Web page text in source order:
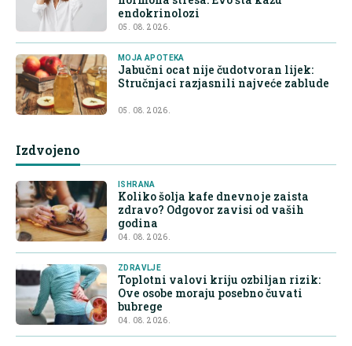
endokrinolozi
05. 08. 2026.
MOJA APOTEKA
Jabučni ocat nije čudotvoran lijek:
Stručnjaci razjasnili najveće zablude
05. 08. 2026.
Izdvojeno
ISHRANA
Koliko šolja kafe dnevno je zaista
zdravo? Odgovor zavisi od vaših
godina
04. 08. 2026.
ZDRAVLJE
Toplotni valovi kriju ozbiljan rizik:
Ove osobe moraju posebno čuvati
bubrege
04. 08. 2026.